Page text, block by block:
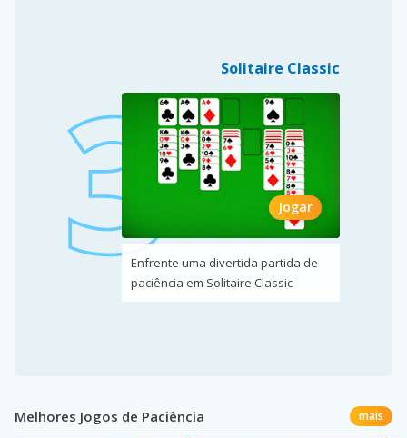
Solitaire Classic
Jogar
Enfrente uma divertida partida de
paciência em Solitaire Classic
Melhores Jogos de Paciência mais